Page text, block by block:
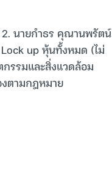
2. นายกำธร คุณานพรัตน์
up หุ้นทั้งหมด (ไม่
รรมและสิ่งแวดล้อม
ตามกฎหมาย